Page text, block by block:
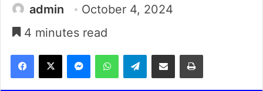
admin
October 4, 2024
4 minutes read
Facebook
X MessengerWhatsAppTelegramShare via Email Print